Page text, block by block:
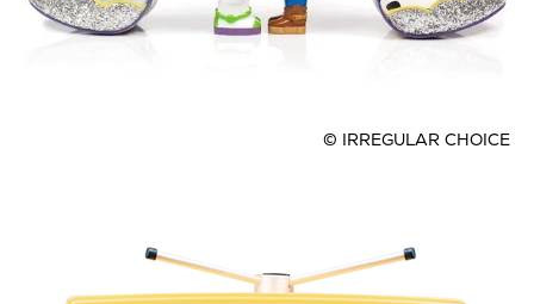
© IRREGULAR CHOICE